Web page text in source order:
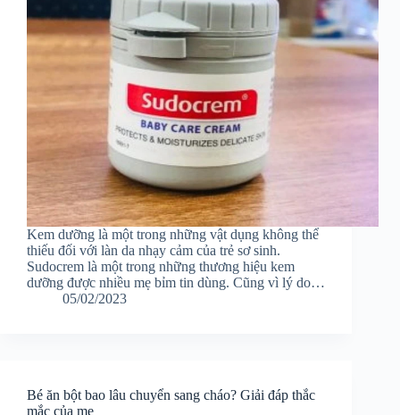
Kem dưỡng là một trong những vật dụng không thể
thiếu đối với làn da nhạy cảm của trẻ sơ sinh.
Sudocrem là một trong những thương hiệu kem
dưỡng được nhiều mẹ bỉm tin dùng. Cũng vì lý do…
05/02/2023
Bé ăn bột bao lâu chuyển sang cháo? Giải đáp thắc
mắc của mẹ